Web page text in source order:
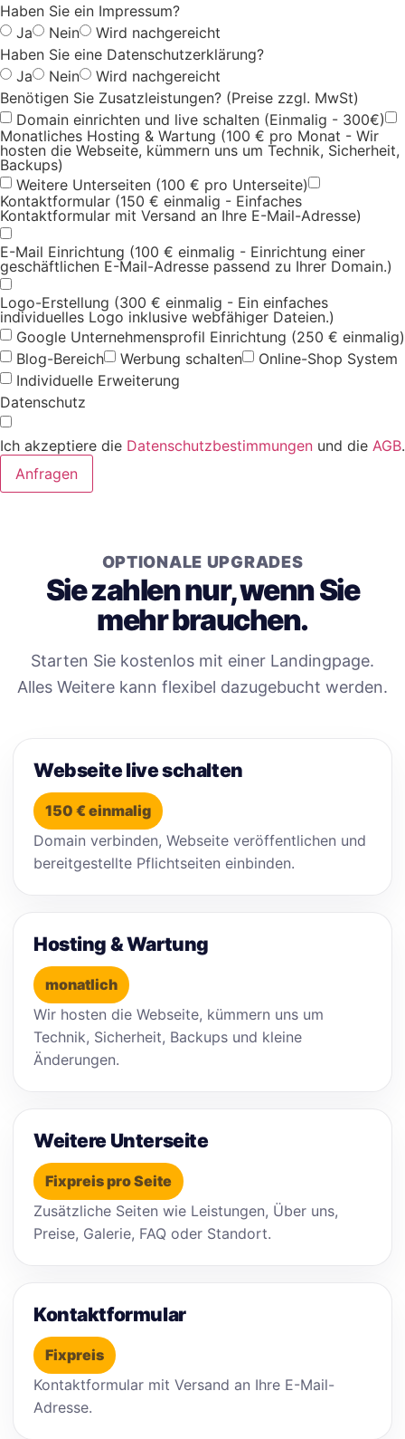
Haben Sie ein Impressum?
Ja
Nein
Wird nachgereicht
Haben Sie eine Datenschutzerklärung?
Ja
Nein
Wird nachgereicht
Benötigen Sie Zusatzleistungen? (Preise zzgl. MwSt)
Domain einrichten und live schalten (Einmalig - 300€)
Monatliches Hosting & Wartung (100 € pro Monat - Wir
hosten die Webseite, kümmern uns um Technik, Sicherheit,
Backups)
Weitere Unterseiten (100 € pro Unterseite)
Kontaktformular (150 € einmalig - Einfaches
Kontaktformular mit Versand an Ihre E-Mail-Adresse)
E-Mail Einrichtung (100 € einmalig - Einrichtung einer
geschäftlichen E-Mail-Adresse passend zu Ihrer Domain.)
Logo-Erstellung (300 € einmalig - Ein einfaches
individuelles Logo inklusive webfähiger Dateien.)
Google Unternehmensprofil Einrichtung (250 € einmalig)
Blog-Bereich
Werbung schalten
Online-Shop System
Individuelle Erweiterung
Datenschutz
Ich akzeptiere die Datenschutzbestimmungen und die AGB.
Anfragen
OPTIONALE UPGRADES
Sie zahlen nur, wenn Sie
mehr brauchen.
Starten Sie kostenlos mit einer Landingpage.
Alles Weitere kann flexibel dazugebucht werden.
Webseite live schalten
150 € einmalig
Domain verbinden, Webseite veröffentlichen und
bereitgestellte Pflichtseiten einbinden.
Hosting & Wartung
monatlich
Wir hosten die Webseite, kümmern uns um
Technik, Sicherheit, Backups und kleine
Änderungen.
Weitere Unterseite
Fixpreis pro Seite
Zusätzliche Seiten wie Leistungen, Über uns,
Preise, Galerie, FAQ oder Standort.
Kontaktformular
Fixpreis
Kontaktformular mit Versand an Ihre E-Mail-
Adresse.